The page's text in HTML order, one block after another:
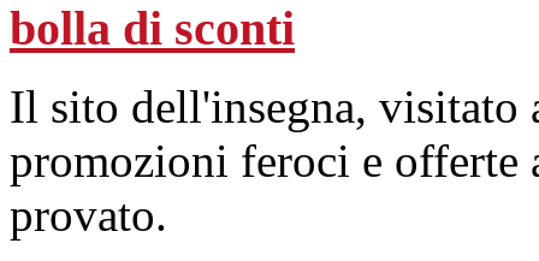
bolla di sconti
Il sito dell'insegna,
promozioni feroci e offerte
provato.